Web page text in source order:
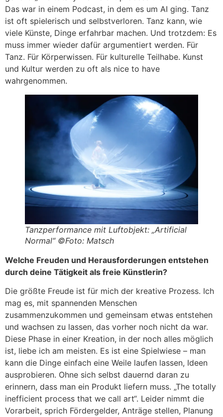
Das war in einem Podcast, in dem es um AI ging. Tanz
ist oft spielerisch und selbstverloren. Tanz kann, wie
viele Künste, Dinge erfahrbar machen. Und trotzdem: Es
muss immer wieder dafür argumentiert werden. Für
Tanz. Für Körperwissen. Für kulturelle Teilhabe. Kunst
und Kultur werden zu oft als nice to have
wahrgenommen.
Tanzperformance mit Luftobjekt: „Artificial
Normal“ ©Foto: Matsch
Welche Freuden und Herausforderungen entstehen
durch deine Tätigkeit als freie Künstlerin?
Die größte Freude ist für mich der kreative Prozess. Ich
mag es, mit spannenden Menschen
zusammenzukommen und gemeinsam etwas entstehen
und wachsen zu lassen, das vorher noch nicht da war.
Diese Phase in einer Kreation, in der noch alles möglich
ist, liebe ich am meisten. Es ist eine Spielwiese – man
kann die Dinge einfach eine Weile laufen lassen, Ideen
ausprobieren. Ohne sich selbst dauernd daran zu
erinnern, dass man ein Produkt liefern muss. „The totally
inefficient process that we call art“. Leider nimmt die
Vorarbeit, sprich Fördergelder, Anträge stellen, Planung